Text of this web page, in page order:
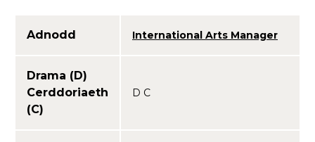
Adnodd International Arts Manager
Drama (D)
Cerddoriaeth
(C)
D C